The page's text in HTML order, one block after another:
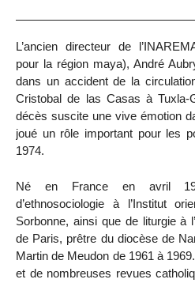
L’ancien directeur de
pour la région maya), André
dans un accident de la
Cristobal de las Casas à Tuxla-
décès suscite une vive émotion
joué un rôle important pour les
1974.
Né en France en avril
d’ethnosociologie à l’Institut
Sorbonne, ainsi que de liturgie à
de Paris, prêtre du diocèse de
Martin de Meudon de 1961 à
et de nombreuses revues